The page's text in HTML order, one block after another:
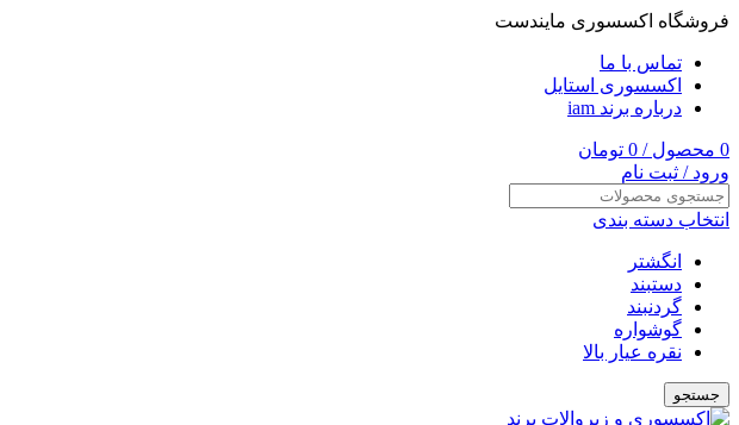
فروشگاه اکسسوری مایندست
تماس با ما
اکسسوری استایل
درباره برند iam
0 محصول /
0 تومان
ورود / ثبت نام
انتخاب دسته بندی
انگشتر
دستبند
گردنبند
گوشواره
نقره عیار بالا
جستجو